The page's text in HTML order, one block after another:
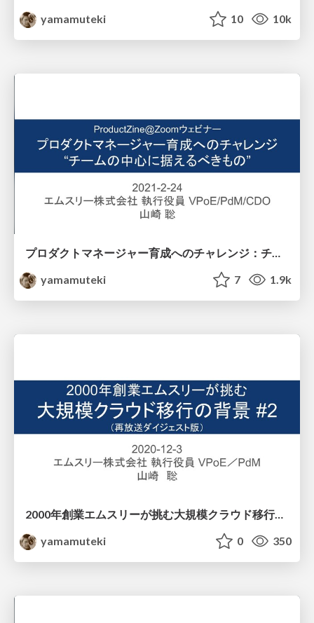
yamamuteki
10 10k
プロダクトマネージャー育成へのチャレンジ：チームの中心に据えるべきもの / Development of Product Managers: The Essentials of Your Product Team’s Success
yamamuteki
7 1.9k
2000年創業エムスリーが挑む大規模クラウド移行の背景 #2 / Background of Large-scale Cloud Migration Challenges by M3 founded in 2000 #2
yamamuteki
0 350